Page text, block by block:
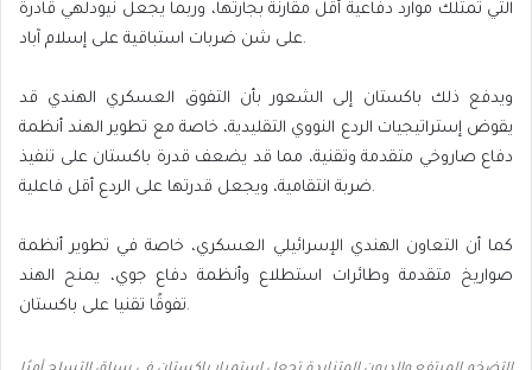
التي تمتلك موارد دفاعية أقل مقارنة بجارتها، وربما يجعل نيودلهي قادرة
على شن ضربات استباقية على إسلام آباد.
ويدفع ذلك باكستان إلى الشعور بأن التفوق العسكري الهندي قد
يقوض إستراتيجيات الردع النووي التقليدية، خاصة مع تطوير الهند أنظمة
دفاع صاروخي متقدمة وتقنية، مما قد يضعف قدرة باكستان على تنفيذ
ضربة انتقامية، ويجعل قدرتها على الردع أقل فاعلية.
كما أن التعاون الهندي الإسرائيلي العسكري، خاصة في تطوير أنظمة
صواريخ متقدمة وطائرات استطلاع وأنظمة دفاع جوي، يمنح الهند
تفوقًا تقنيا على باكستان.